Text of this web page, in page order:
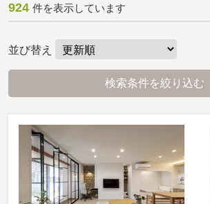
924 件を表示しています
並び替え
検索条件を絞り込む